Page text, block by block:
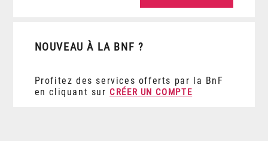
NOUVEAU À LA BNF ?
Profitez des services offerts par la BnF
en cliquant sur CRÉER UN COMPTE